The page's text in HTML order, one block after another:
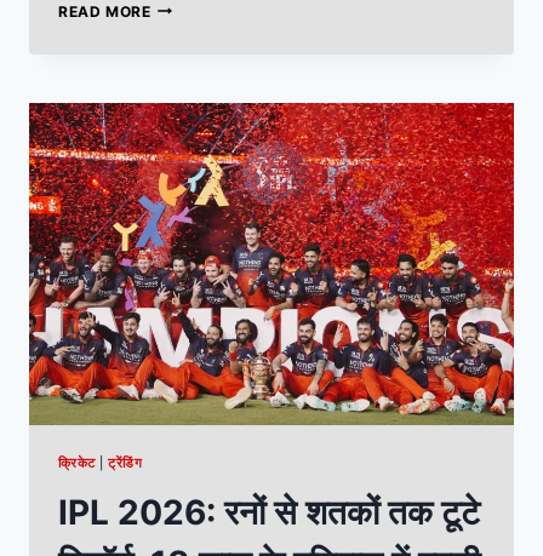
READ MORE
क्रिकेट|ट्रेंडिंग
IPL 2026: रनों से शतकों तक टूटे